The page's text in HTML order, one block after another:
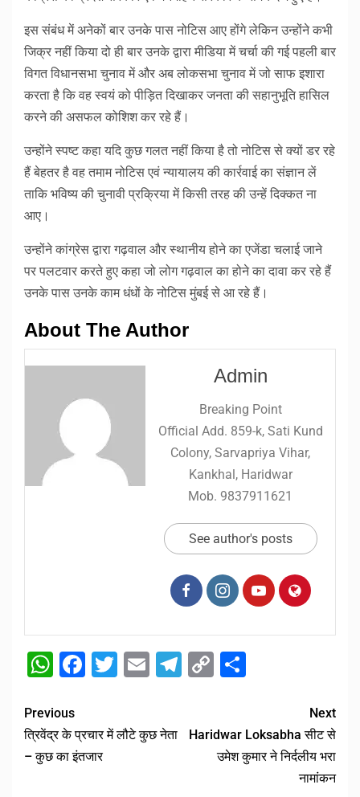
इस संबंध में अनेकों बार उनके पास नोटिस आए होंगे लेकिन उन्होंने कभी
जिक्र नहीं किया दो ही बार उनके द्वारा मीडिया में चर्चा की गई पहली बार
विगत विधानसभा चुनाव में और अब लोकसभा चुनाव में जो साफ इशारा
करता है कि वह स्वयं को पीड़ित दिखाकर जनता की सहानुभूति हासिल
करने की असफल कोशिश कर रहे हैं।
उन्होंने स्पष्ट कहा यदि कुछ गलत नहीं किया है तो नोटिस से क्यों डर रहे
हैं बेहतर है वह तमाम नोटिस एवं न्यायालय की कार्रवाई का संज्ञान लें
ताकि भविष्य की चुनावी प्रक्रिया में किसी तरह की उन्हें दिक्कत ना
आए।
उन्होंने कांग्रेस द्वारा गढ़वाल और स्थानीय होने का एजेंडा चलाई जाने
पर पलटवार करते हुए कहा जो लोग गढ़वाल का होने का दावा कर रहे हैं
उनके पास उनके काम धंधों के नोटिस मुंबई से आ रहे हैं।
About The Author
Admin
Breaking Point
Official Add. 859-k, Sati Kund
Colony, Sarvapriya Vihar,
Kankhal, Haridwar
Mob. 9837911621
See author's posts
WhatsApp
Facebook
Twitter
EmailTelegram
Copy
Previous
त्रिवेंद्र के प्रचार में लौटे कुछ नेता
– कुछ का इंतजार
Next
Haridwar Loksabha सीट से
उमेश कुमार ने निर्दलीय भरा
नामांकन